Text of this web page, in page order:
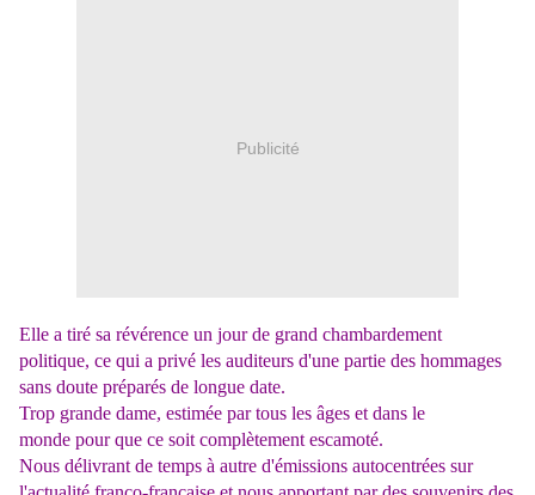
Publicité
Elle a tiré sa révérence un jour de grand chambardement
politique, ce qui a privé les auditeurs d'une partie des hommages
sans doute préparés de longue date.
Trop grande dame, estimée par tous les âges et dans le
monde pour que ce soit complètement escamoté.
Nous délivrant de temps à autre d'émissions autocentrées sur